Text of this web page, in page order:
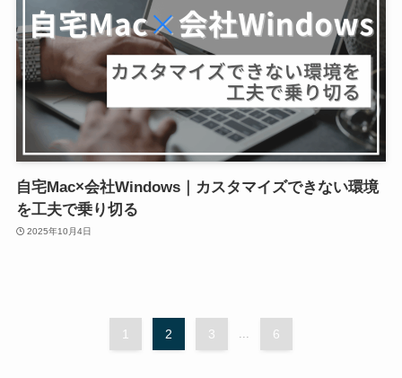
自宅Mac×会社Windows｜カスタマイズできない環境
を工夫で乗り切る
2025年10月4日
1 2 3 6